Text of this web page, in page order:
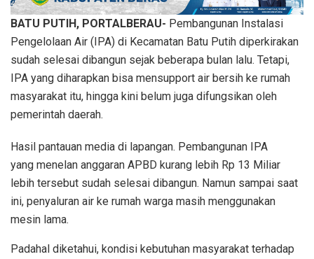
BATU PUTIH, PORTALBERAU- Pembangunan Instalasi
Pengelolaan Air (IPA) di Kecamatan Batu Putih diperkirakan
sudah selesai dibangun sejak beberapa bulan lalu. Tetapi,
IPA yang diharapkan bisa mensupport air bersih ke rumah
masyarakat itu, hingga kini belum juga difungsikan oleh
pemerintah daerah.
Hasil pantauan media di lapangan. Pembangunan IPA
yang menelan anggaran APBD kurang lebih Rp 13 Miliar
lebih tersebut sudah selesai dibangun. Namun sampai saat
ini, penyaluran air ke rumah warga masih menggunakan
mesin lama.
Padahal diketahui, kondisi kebutuhan masyarakat terhadap